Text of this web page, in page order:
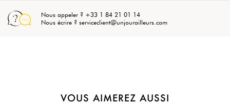
Nous appeler ? +33 1 84 21 01 14
Nous écrire ? serviceclient@unjourailleurs.com
VOUS AIMEREZ AUSSI